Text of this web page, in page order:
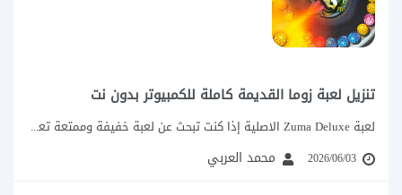
تنزيل لعبة زوما القديمة كاملة للكمبيوتر بدون نت
لعبة Zuma Deluxe الاصلية إذا كنت تبحث عن لعبة خفيفة وممتعة تعيد لك ذكريات...
2026/06/03 محمد العربي